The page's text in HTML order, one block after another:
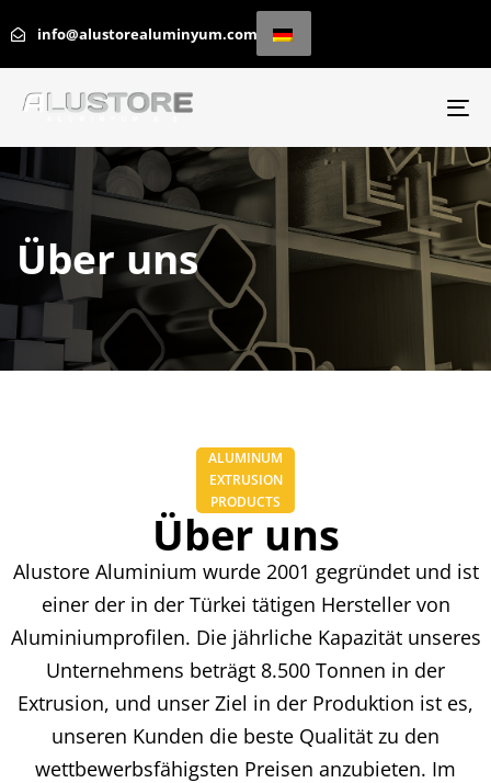
info@alustorealuminyum.com
Über uns
ALUMINUM
EXTRUSION
PRODUCTS
Über uns
Alustore Aluminium wurde 2001 gegründet und ist
einer der in der Türkei tätigen Hersteller von
Aluminiumprofilen. Die jährliche Kapazität unseres
Unternehmens beträgt 8.500 Tonnen in der
Extrusion, und unser Ziel in der Produktion ist es,
unseren Kunden die beste Qualität zu den
wettbewerbsfähigsten Preisen anzubieten. Im